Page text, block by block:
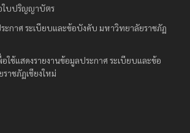
ใบปริญญาบัตร
ะกาศ ระเบียบและข้อบังคับ มหาวิทยาลัยราชภัฏ
ใช้แสดงรายงานข้อมูลประกาศ ระเบียบและข้อ
าชภัฏเชียงใหม่